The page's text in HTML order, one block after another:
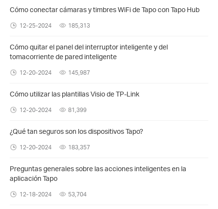
Cómo conectar cámaras y timbres WiFi de Tapo con Tapo Hub
12-25-2024 185,313
Cómo quitar el panel del interruptor inteligente y del
tomacorriente de pared inteligente
12-20-2024 145,987
Cómo utilizar las plantillas Visio de TP-Link
12-20-2024 81,399
¿Qué tan seguros son los dispositivos Tapo?
12-20-2024 183,357
Preguntas generales sobre las acciones inteligentes en la
aplicación Tapo
12-18-2024 53,704